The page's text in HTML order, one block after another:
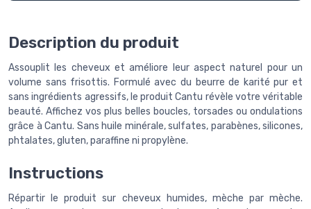
Description du produit
Assouplit les cheveux et améliore leur aspect naturel pour un
volume sans frisottis. Formulé avec du beurre de karité pur et
sans ingrédients agressifs, le produit Cantu révèle votre véritable
beauté. Affichez vos plus belles boucles, torsades ou ondulations
grâce à Cantu. Sans huile minérale, sulfates, parabènes, silicones,
phtalates, gluten, paraffine ni propylène.
Instructions
Répartir le produit sur cheveux humides, mèche par mèche.